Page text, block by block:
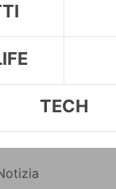
TECH